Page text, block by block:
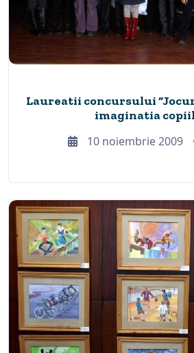
Laureatii concursului
imaginatia
10 noiembrie 2009